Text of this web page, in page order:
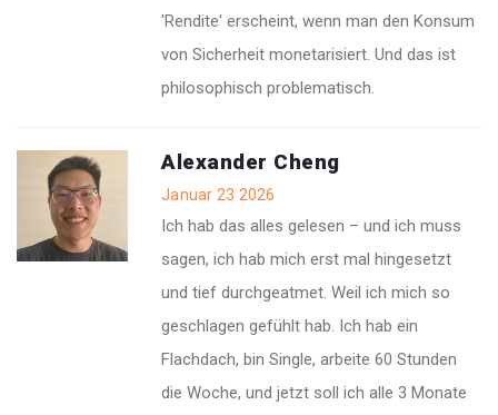
'Rendite' erscheint, wenn man den Konsum
von Sicherheit monetarisiert. Und das ist
philosophisch problematisch.
Alexander Cheng
Januar 23 2026
Ich hab das alles gelesen – und ich muss
sagen, ich hab mich erst mal hingesetzt
und tief durchgeatmet. Weil ich mich so
geschlagen gefühlt hab. Ich hab ein
Flachdach, bin Single, arbeite 60 Stunden
die Woche, und jetzt soll ich alle 3 Monate